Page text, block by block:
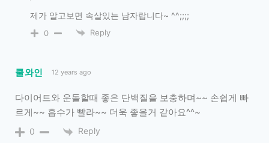
제가 알고보면 속살있는 남자랍니다~ ^^;;;;
0 Reply
쿨와인 12 years ago
다이어트와 운돌할때 좋은 단백질을 보충하며~~ 손쉽게 빠
르게~~ 흡수가 빨라~~ 더욱 좋을거 같아요^^~
0 Reply